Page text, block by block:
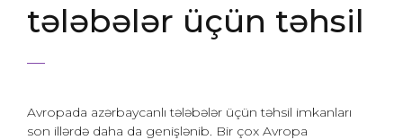
tələbələr üçün təhsil
Avropada azərbaycanlı tələbələr üçün təhsil imkanları
son illərdə daha da genişlənib. Bir çox Avropa